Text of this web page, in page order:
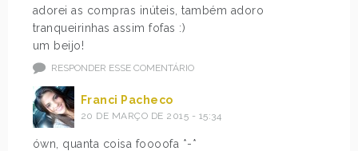
adorei as compras inúteis, também adoro
tranqueirinhas assim fofas :)
um beijo!
RESPONDER ESSE COMENTÁRIO
Franci Pacheco
20 DE MARÇO DE 2015 - 15:34
ówn, quanta coisa foooofa *-*